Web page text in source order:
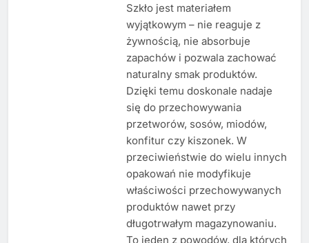
Szkło jest materiałem
wyjątkowym – nie reaguje z
żywnością, nie absorbuje
zapachów i pozwala zachować
naturalny smak produktów.
Dzięki temu doskonale nadaje
się do przechowywania
przetworów, sosów, miodów,
konfitur czy kiszonek. W
przeciwieństwie do wielu innych
opakowań nie modyfikuje
właściwości przechowywanych
produktów nawet przy
długotrwałym magazynowaniu.
To jeden z powodów, dla których